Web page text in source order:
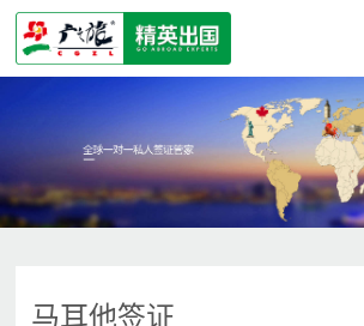
马耳他签证